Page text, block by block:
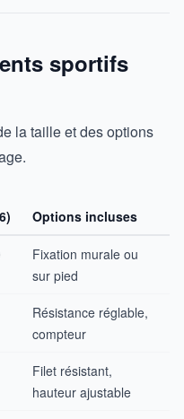
sportifs
la taille et des options
Options incluses
Fixation murale ou
sur pied
Résistance réglable,
compteur
Filet résistant,
hauteur ajustable